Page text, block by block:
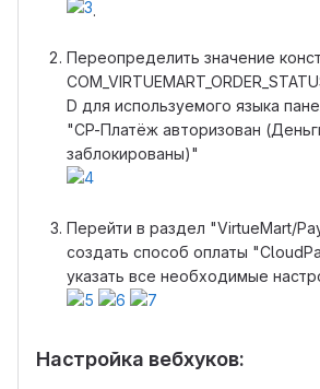
.
Переопределить значение
D для используемого языка
"CP-Платёж авторизован
заблокированы)"
Перейти в раздел "VirtueMart/
создать способ оплаты
указать все необходимые
Настройка вебхуков: